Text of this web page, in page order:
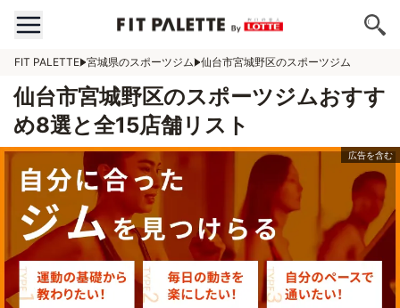
FIT PALETTE 宮城県のスポーツジム 仙台市宮城野区のスポーツジム
仙台市宮城野区のスポーツジムおすす
め8選と全15店舗リスト